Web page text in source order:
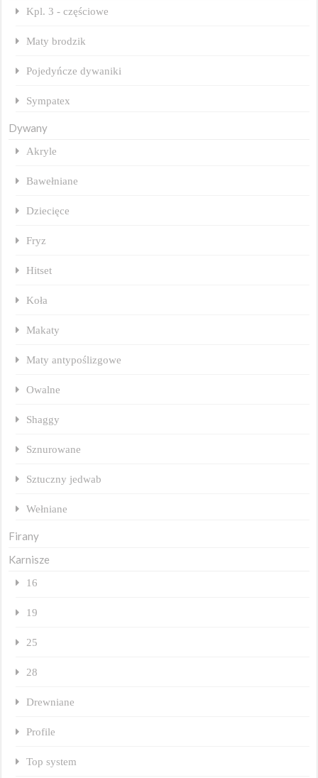
Kpl. 3 - częściowe
Maty brodzik
Pojedyńcze dywaniki
Sympatex
Dywany
Akryle
Bawełniane
Dziecięce
Fryz
Hitset
Koła
Makaty
Maty antypoślizgowe
Owalne
Shaggy
Sznurowane
Sztuczny jedwab
Wełniane
Firany
Karnisze
16
19
25
28
Drewniane
Profile
Top system